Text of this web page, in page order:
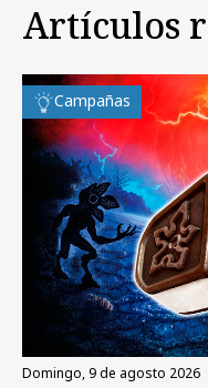
Artículos
Campañas
domingo, 9 de agosto 2026